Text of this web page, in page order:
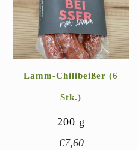
Lamm-Chilibeißer (6
Stk.)
200 g
€7,60